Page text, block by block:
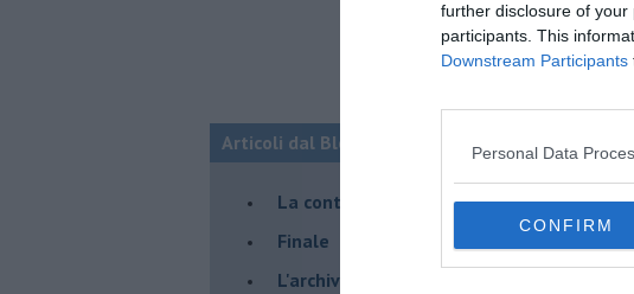
further disclosure of your
participants. This
Downstream Participants
Personal Data
CONFIRM
Articoli dal Blog “Racconti della domenica” di
La controversia degli azzimi
Finale
L'archivio